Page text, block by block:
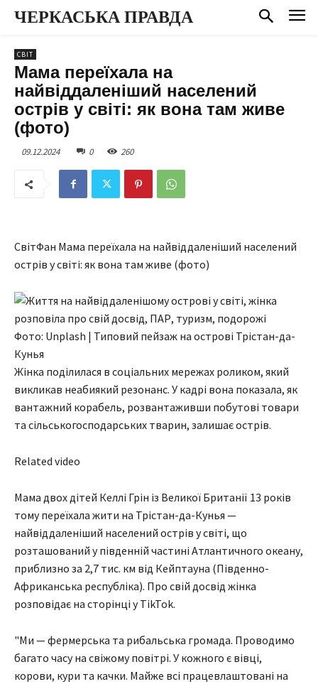
ЧЕРКАСЬКА ПРАВДА
СВІТ
Мама переїхала на
найвіддаленіший населений
острів у світі: як вона там живе
(фото)
09.12.2024 0 260
СвітФан Мама переїхала на найвіддаленіший населений
острів у світі: як вона там живе (фото)
Фото: Unplash | Типовий пейзаж на острові Трістан-да-
Кунья
Жінка поділилася в соціальних мережах роликом, який
викликав неабиякий резонанс. У кадрі вона показала, як
вантажний корабель, розвантаживши побутові товари
та сільськогосподарських тварин, залишає острів.
Related video
Мама двох дітей Келлі Грін із Великої Британії 13 років
тому переїхала жити на Трістан-да-Кунья —
найвіддаленіший населений острів у світі, що
розташований у південній частині Атлантичного океану,
приблизно за 2,7 тис. км від Кейптауна (Південно-
Африканська республіка). Про свій досвід жінка
розповідає на сторінці у TikTok.
"Ми — фермерська та рибальська громада. Проводимо
багато часу на свіжому повітрі. У кожного є вівці,
корови, кури та качки. Майже всі працевлаштовані на